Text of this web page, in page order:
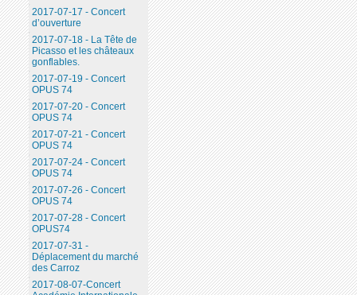
2017-07-17 - Concert
d’ouverture
2017-07-18 - La Tête de
Picasso et les châteaux
gonflables.
2017-07-19 - Concert
OPUS 74
2017-07-20 - Concert
OPUS 74
2017-07-21 - Concert
OPUS 74
2017-07-24 - Concert
OPUS 74
2017-07-26 - Concert
OPUS 74
2017-07-28 - Concert
OPUS74
2017-07-31 -
Déplacement du marché
des Carroz
2017-08-07-Concert